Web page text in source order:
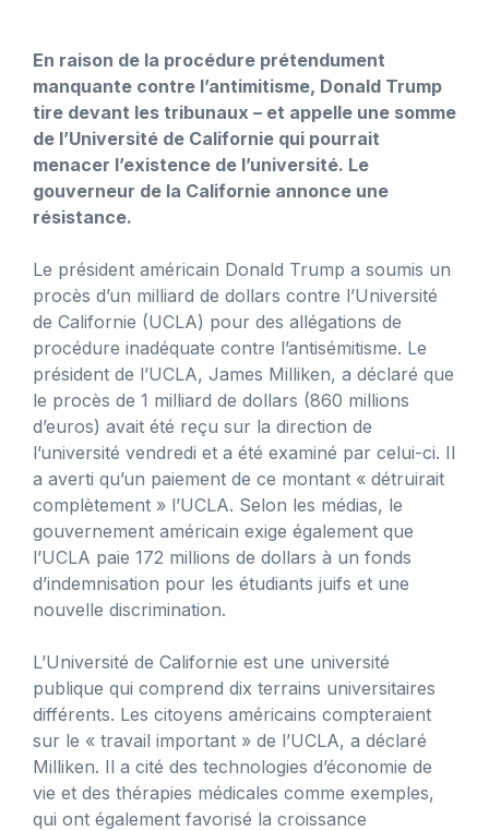
En raison de la procédure prétendument
manquante contre l’antimitisme, Donald Trump
tire devant les tribunaux – et appelle une somme
de l’Université de Californie qui pourrait
menacer l’existence de l’université. Le
gouverneur de la Californie annonce une
résistance.
Le président américain Donald Trump a soumis un
procès d’un milliard de dollars contre l’Université
de Californie (UCLA) pour des allégations de
procédure inadéquate contre l’antisémitisme. Le
président de l’UCLA, James Milliken, a déclaré que
le procès de 1 milliard de dollars (860 millions
d’euros) avait été reçu sur la direction de
l’université vendredi et a été examiné par celui-ci. Il
a averti qu’un paiement de ce montant « détruirait
complètement » l’UCLA. Selon les médias, le
gouvernement américain exige également que
l’UCLA paie 172 millions de dollars à un fonds
d’indemnisation pour les étudiants juifs et une
nouvelle discrimination.
L’Université de Californie est une université
publique qui comprend dix terrains universitaires
différents. Les citoyens américains compteraient
sur le « travail important » de l’UCLA, a déclaré
Milliken. Il a cité des technologies d’économie de
vie et des thérapies médicales comme exemples,
qui ont également favorisé la croissance